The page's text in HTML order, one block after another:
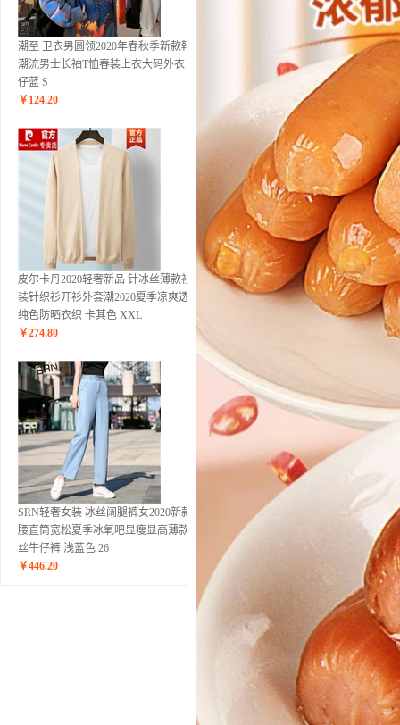
潮至 卫衣男圆领2020年春秋季新款韩版
潮流男士长袖T恤春装上衣大码外衣 牛
仔蓝 S
￥ 124.20
皮尔卡丹2020轻奢新品 针冰丝薄款衫男
装针织衫开衫外套潮2020夏季凉爽透气
纯色防晒衣织 卡其色 XXL
￥274.80
SRN轻奢女装 冰丝阔腿裤女2020新款高
腰直筒宽松夏季冰氧吧显瘦显高薄款天
丝牛仔裤 浅蓝色 26
￥446.20